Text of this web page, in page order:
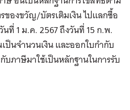
องขวัญ/บัตรเติมเงิน ไปแลกซื้อ
ที่ 1 ม.ค. 2567 ถึงวันที่ 15 ก.พ.
ป็นจำนวนเงิน และออกใบกำกับ
บภาษีมาใช้เป็นหลักฐานในการรับ